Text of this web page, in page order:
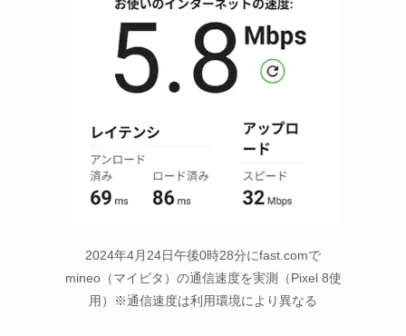
2024年4月24日午後0時28分にfast.comで
mineo（マイピタ）の通信速度を実測（Pixel 8使
用）※通信速度は利用環境により異なる